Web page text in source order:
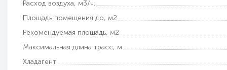
Расход воздуха, м3/ч.
Площадь помещения до, м2
Рекомендуемая площадь, м2
Максимальная длина трасс, м
Хладагент